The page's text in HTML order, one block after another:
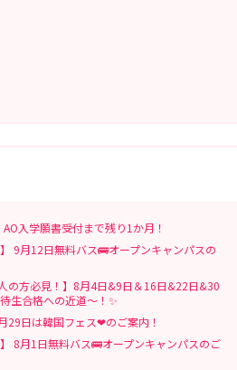
入学願書受付まで残り1か月！
9月12日無料バス🚌オープンキャンパスの
の方必見！】8月4日&9日＆16日&22日&30
生合格への近道～！✨
29日は韓国フェス❤のご案内！
8月1日無料バス🚌オープンキャンパスのご